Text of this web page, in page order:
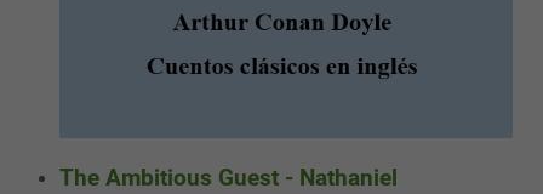
The Ambitious Guest - Nathaniel